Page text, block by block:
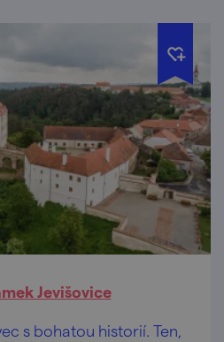
Jevišovice
s bohatou historií. Ten,